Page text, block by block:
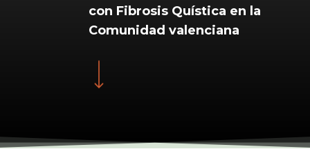
con Fibrosis Quística en la
Comunidad valenciana